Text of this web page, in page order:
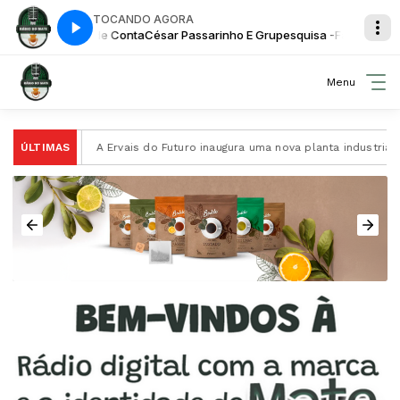
TOCANDO AGORA
-Faz de ContaCésar Passarinho E Grupesquisa -Faz de
Menu
ÚLTIMAS
Mate A Ervais do Futuro inaugura uma nova planta